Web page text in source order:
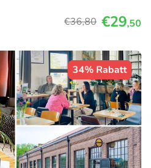
€36,80 €29,50
34% Rabatt